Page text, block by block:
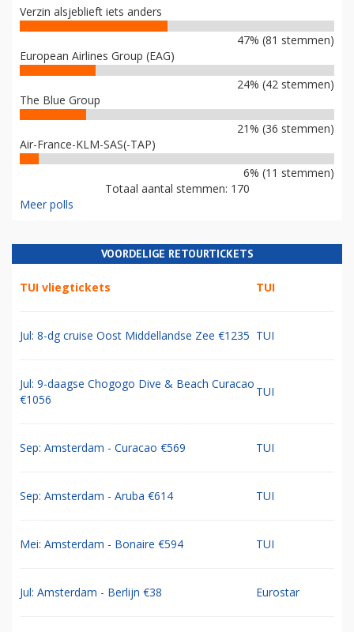
Verzin alsjeblieft iets anders
47% (81 stemmen)
European Airlines Group (EAG)
24% (42 stemmen)
The Blue Group
21% (36 stemmen)
Air-France-KLM-SAS(-TAP)
6% (11 stemmen)
Totaal aantal stemmen: 170
Meer polls
VOORDELIGE RETOURTICKETS
TUI vliegtickets TUI
Jul: 8-dg cruise Oost Middellandse Zee €1235 TUI
Jul: 9-daagse Chogogo Dive & Beach Curacao
€1056
TUI
Sep: Amsterdam - Curacao €569 TUI
Sep: Amsterdam - Aruba €614 TUI
Mei: Amsterdam - Bonaire €594 TUI
Jul: Amsterdam - Berlijn €38 Eurostar